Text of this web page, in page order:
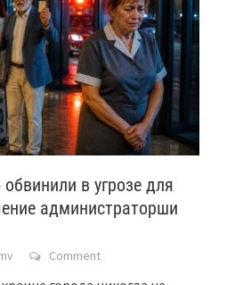
в угрозе для
администраторши
Comment